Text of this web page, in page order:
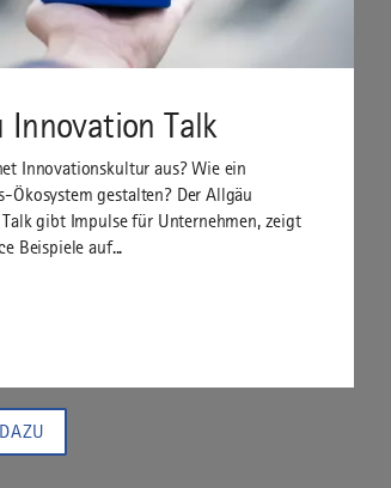
Innovation Talk
Innovationskultur aus? Wie ein
Ökosystem gestalten? Der Allgäu
gibt Impulse für Unternehmen, zeigt
Beispiele auf...